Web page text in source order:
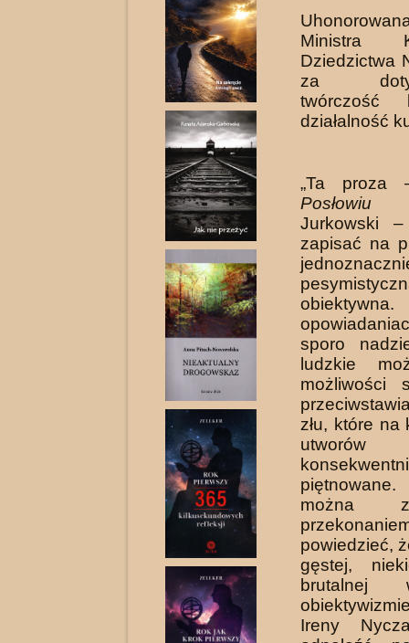
Ministra
Dziedzictwa
za
twórczość
działalność
„Ta proza
Posłowiu
Jurkowski
zapisać na
sporo
ludzkie
możliwości
złu, które na
można
powiedzieć,
gęstej,
brutalnej
Ireny